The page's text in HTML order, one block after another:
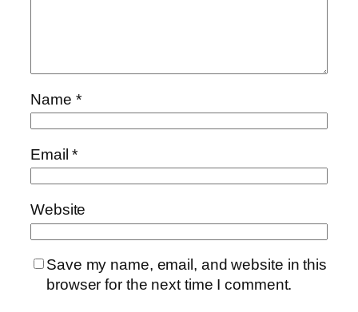
Name *
Email*
Website
Save my name, email, and website in this
browser for the next time I comment.